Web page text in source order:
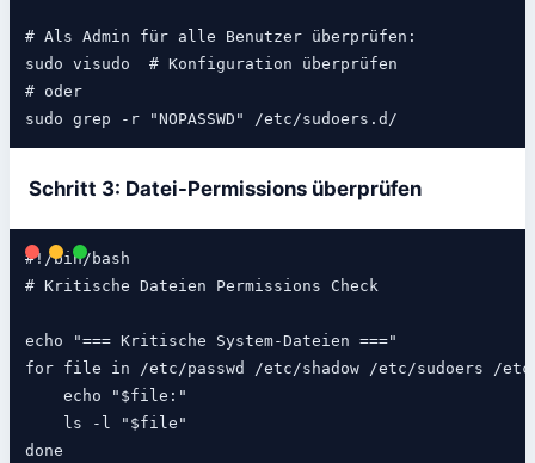
# Als Admin für alle Benutzer überprüfen:
sudo visudo  # Konfiguration überprüfen
# oder
sudo grep -r "NOPASSWD" /etc/sudoers.d/
Schritt 3: Datei-Permissions überprüfen
#!/bin/bash
# Kritische Dateien Permissions Check
echo "=== Kritische System-Dateien ==="
for file in /etc/passwd /etc/shadow /etc/sudoers /
    echo "$file:"
    ls -l "$file"
done